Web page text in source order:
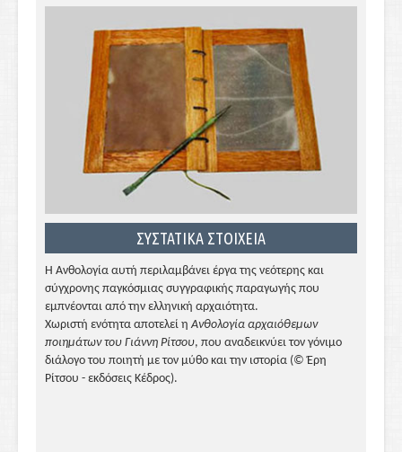
ΣΥΣΤΑΤΙΚΑ ΣΤΟΙΧΕΙΑ
Η Ανθολογία αυτή περιλαμβάνει έργα της νεότερης και
σύγχρονης παγκόσμιας συγγραφικής παραγωγής που
εμπνέονται από την ελληνική αρχαιότητα.
Χωριστή ενότητα αποτελεί ηΑνθολογία αρχαιόθεμων
ποιημάτων του Γιάννη Ρίτσου, που αναδεικνύει τον γόνιμο
διάλογο του ποιητή με τον μύθο και την ιστορία (© Έρη
Ρίτσου - εκδόσεις Κέδρος).